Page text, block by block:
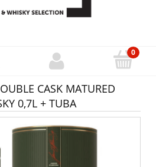
CASK MATURED
0,7L + TUBA